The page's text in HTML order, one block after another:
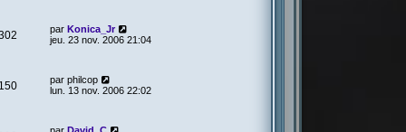
par Konica_Jr
jeu. 23 nov. 2006 21:04
par philcop
lun. 13 nov. 2006 22:02